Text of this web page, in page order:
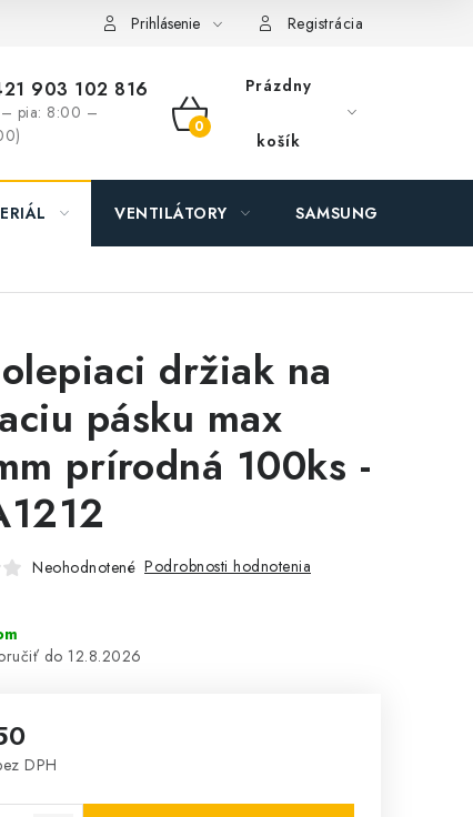
& JANTON Zákamenné Zľavy pre profíkov
Prihlásenie Registrácia
903 102 816
pia: 8:00 –
NÁKUPNÝ
KOŠÍK
Prázdny
košík
VENTILÁTORY SAMSUNG SVIETIDLÁ
držiak na
pásku max
prírodná 100ks -
Neohodnotené Podrobnosti hodnotenia
12.8.2026
DPH